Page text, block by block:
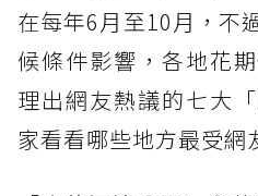
在每年6月至10月，不
候條件影響，各地花
理出網友熱議的七大
家看看哪些地方最受網